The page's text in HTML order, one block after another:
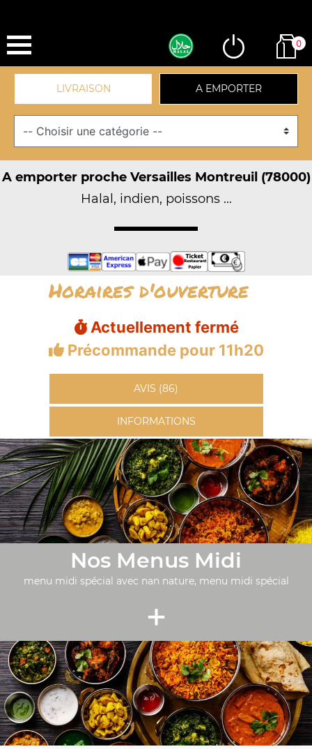
0
LIVRAISON A EMPORTER
A emporter proche Versailles Montreuil (78000)
Halal, indien, poissons ...
Horaires d'ouverture
Actuellement fermé
Précommande pour 11h20
AVIS (86)
INFORMATIONS
Nos Menus Midi
menu midi spécial avec nan nature, menu midi spécial
+